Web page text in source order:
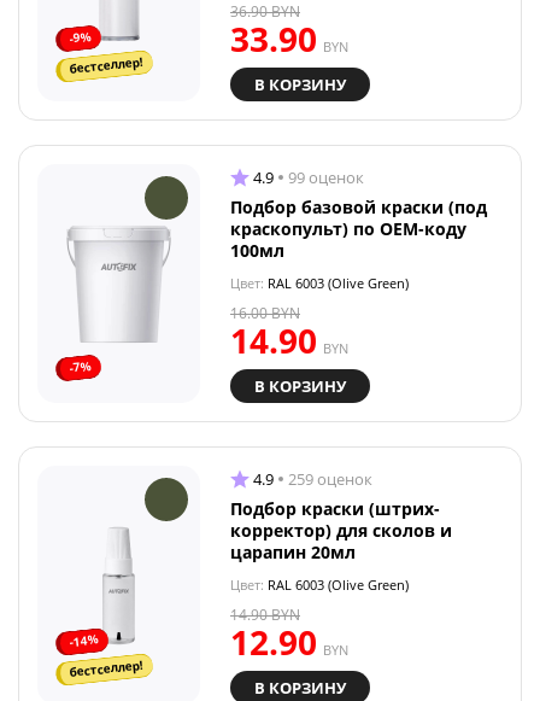
-9%
бестселлер!
33.90 BYN
36.90BYN
В КОРЗИНУ
-7%
4.9 99 оценок
Подбор базовой краски (под
краскопульт) по OEM-коду
100мл
Цвет: RAL 6003 (Olive Green)
14.90 BYN
16.00BYN
В КОРЗИНУ
-14%
бестселлер!
4.9 259 оценок
Подбор краски (штрих-
корректор) для сколов и
царапин 20мл
Цвет: RAL 6003 (Olive Green)
12.90 BYN
14.90BYN
В КОРЗИНУ